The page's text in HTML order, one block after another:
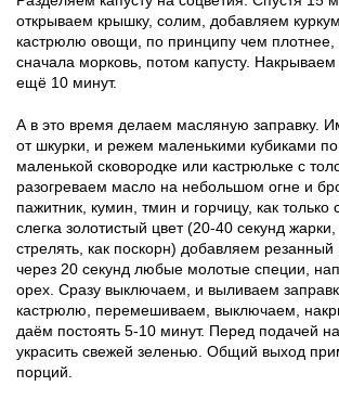
открываем крышку, солим, добавляем
кастрюлю овощи, по принципу чем плотнее,
сначала морковь, потом капусту.
ещё 10 минут.
А в это время делаем масляную заправку.
от шкурки, и режем маленькими кубиками
маленькой сковородке или кастрюльке с
разогреваем масло на небольшом огне и
пажитник, кумин, тмин и горчицу, как
слегка золотистый цвет (20-40 секунд
стрелять, как поскорн) добавляем
через 20 секунд любые молотые специи,
орех. Сразу выключаем, и выливаем
кастрюлю, перемешиваем, выключаем,
даём постоять 5-10 минут. Перед подачей
украсить свежей зеленью. Общий выход
порций.